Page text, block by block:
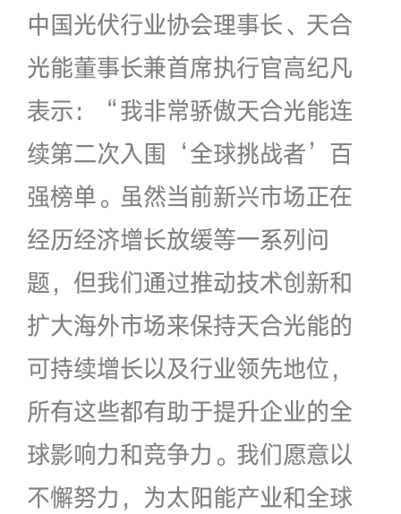
中国光伏行业协会理事长、天合
光能董事长兼首席执行官高纪凡
表示：“我非常骄傲天合光能连
续第二次入围‘全球挑战者’百
强榜单。虽然当前新兴市场正在
经历经济增长放缓等一系列问
题，但我们通过推动技术创新和
扩大海外市场来保持天合光能的
可持续增长以及行业领先地位，
所有这些都有助于提升企业的全
球影响力和竞争力。我们愿意以
不懈努力，为太阳能产业和全球